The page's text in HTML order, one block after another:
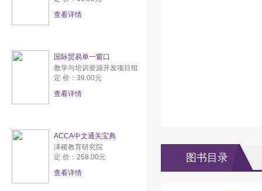
查看详情
国际贸易单一窗口
教学与培训资源开发项目组
定 价：39.00元
查看详情
ACCA中文通关宝典
泽稷教育研究院
定 价：268.00元
查看详情
图书目录